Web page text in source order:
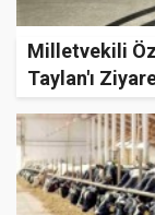
Milletvekili
Taylan'ı